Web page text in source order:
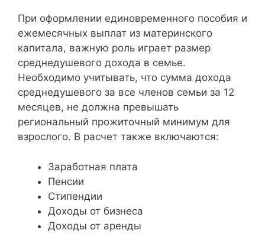
При оформлении единовременного пособия и
ежемесячных выплат из материнского
капитала, важную роль играет размер
среднедушевого дохода в семье.
Необходимо учитывать, что сумма дохода
среднедушевого за все членов семьи за 12
месяцев, не должна превышать
региональный прожиточный минимум для
взрослого. В расчет также включаются:
Заработная плата
Пенсии
Стипендии
Доходы от бизнеса
Доходы от аренды